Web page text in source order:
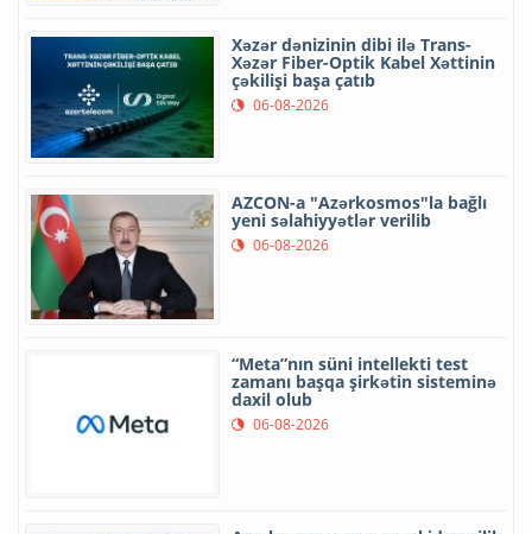
Xəzər dənizinin dibi ilə Trans-
Xəzər Fiber-Optik Kabel Xəttinin
çəkilişi başa çatıb
06-08-2026
AZCON-a "Azərkosmos"la bağlı
yeni səlahiyyətlər verilib
06-08-2026
“Meta”nın süni intellekti test
zamanı başqa şirkətin sisteminə
daxil olub
06-08-2026